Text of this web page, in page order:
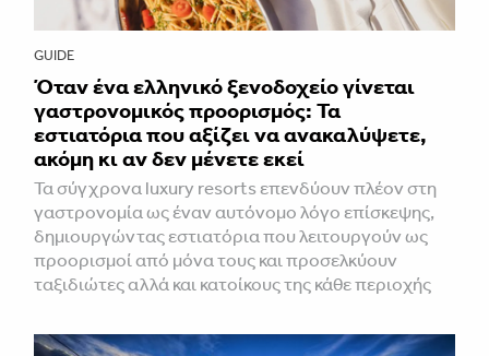
GUIDE
Όταν ένα ελληνικό ξενοδοχείο γίνεται
γαστρονομικός προορισμός: Τα
εστιατόρια που αξίζει να ανακαλύψετε,
ακόμη κι αν δεν μένετε εκεί
Τα σύγχρονα luxury resorts επενδύουν πλέον στη
γαστρονομία ως έναν αυτόνομο λόγο επίσκεψης,
δημιουργώντας εστιατόρια που λειτουργούν ως
προορισμοί από μόνα τους και προσελκύουν
ταξιδιώτες αλλά και κατοίκους της κάθε περιοχής